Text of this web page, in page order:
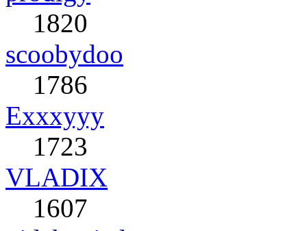
1820
scoobydoo
1786
Exxxyyy
1723
VLADIX
1607